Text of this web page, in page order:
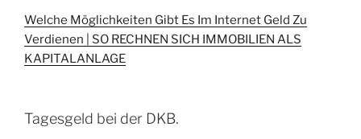
Welche Möglichkeiten Gibt Es Im Internet Geld Zu
Verdienen | SO RECHNEN SICH IMMOBILIEN ALS
KAPITALANLAGE
Tagesgeld bei der DKB.